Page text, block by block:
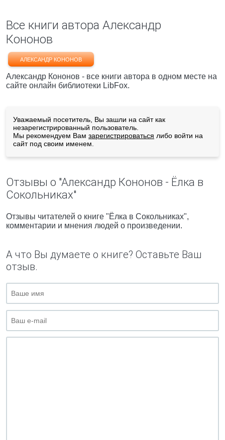
Все книги автора Александр
Кононов
АЛЕКСАНДР КОНОНОВ
Александр Кононов - все книги автора в одном месте на
сайте онлайн библиотеки LibFox.
Уважаемый посетитель, Вы зашли на сайт как
незарегистрированный пользователь.
Мы рекомендуем Вам зарегистрироваться либо войти на
сайт под своим именем.
Отзывы о "Александр Кононов - Ёлка в
Сокольниках"
Отзывы читателей о книге "Ёлка в Сокольниках",
комментарии и мнения людей о произведении.
А что Вы думаете о книге? Оставьте Ваш
отзыв.